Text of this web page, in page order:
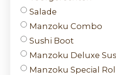
Salade
Manzoku Combo
Sushi Boot
Manzoku Deluxe
Manzoku Special